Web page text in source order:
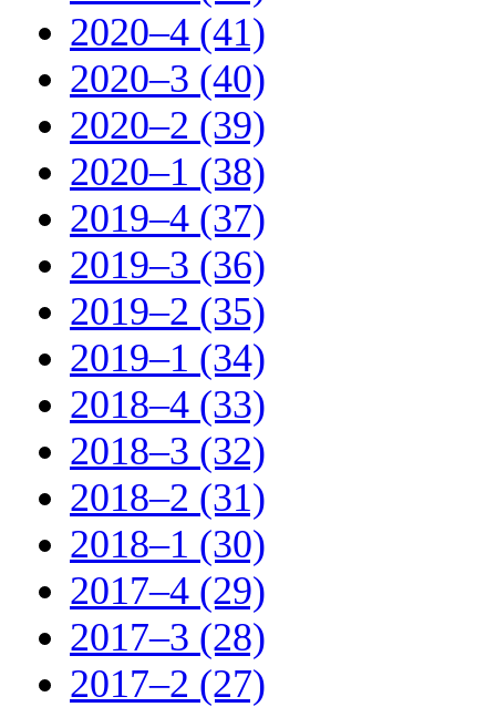
2020–4 (41)
2020–3 (40)
2020–2 (39)
2020–1 (38)
2019–4 (37)
2019–3 (36)
2019–2 (35)
2019–1 (34)
2018–4 (33)
2018–3 (32)
2018–2 (31)
2018–1 (30)
2017–4 (29)
2017–3 (28)
2017–2 (27)